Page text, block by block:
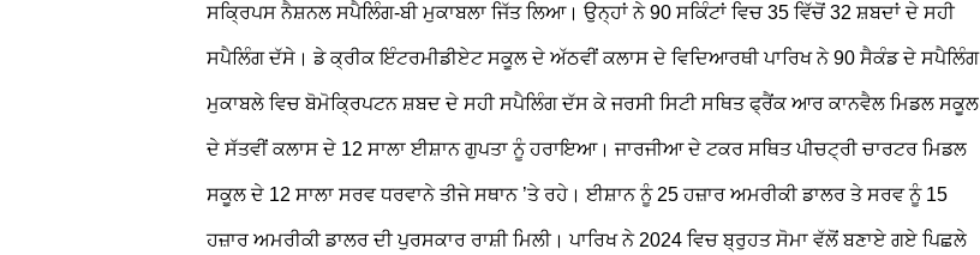
ਸਕ੍ਰਿਪਸ ਨੈਸ਼ਨਲ ਸਪੈਲਿੰਗ-ਬੀ ਮੁਕਾਬਲਾ ਜਿੱਤ ਲਿਆ। ਉਨ੍ਹਾਂ ਨੇ 90 ਸਕਿੰਟਾਂ ਵਿਚ 35 ਵਿੱਚੋਂ 32 ਸ਼ਬਦਾਂ ਦੇ ਸਹੀ
ਸਪੈਲਿੰਗ ਦੱਸੇ। ਡੇ ਕ੍ਰੀਕ ਇੰਟਰਮੀਡੀਏਟ ਸਕੂਲ ਦੇ ਅੱਠਵੀਂ ਕਲਾਸ ਦੇ ਵਿਦਿਆਰਥੀ ਪਾਰਿਖ ਨੇ 90 ਸੈਕੰਡ ਦੇ ਸਪੈਲਿੰਗ
ਮੁਕਾਬਲੇ ਵਿਚ ਬੋਮੋਕ੍ਰਿਪਟਨ ਸ਼ਬਦ ਦੇ ਸਹੀ ਸਪੈਲਿੰਗ ਦੱਸ ਕੇ ਜਰਸੀ ਸਿਟੀ ਸਥਿਤ ਫ੍ਰੈਂਕ ਆਰ ਕਾਨਵੈਲ ਮਿਡਲ ਸਕੂਲ
ਦੇ ਸੱਤਵੀਂ ਕਲਾਸ ਦੇ 12 ਸਾਲਾ ਈਸ਼ਾਨ ਗੁਪਤਾ ਨੂੰ ਹਰਾਇਆ। ਜਾਰਜੀਆ ਦੇ ਟਕਰ ਸਥਿਤ ਪੀਚਟ੍ਰੀ ਚਾਰਟਰ ਮਿਡਲ
ਸਕੂਲ ਦੇ 12 ਸਾਲਾ ਸਰਵ ਧਰਵਾਨੇ ਤੀਜੇ ਸਥਾਨ ’ਤੇ ਰਹੇ। ਈਸ਼ਾਨ ਨੂੰ 25 ਹਜ਼ਾਰ ਅਮਰੀਕੀ ਡਾਲਰ ਤੇ ਸਰਵ ਨੂੰ 15
ਹਜ਼ਾਰ ਅਮਰੀਕੀ ਡਾਲਰ ਦੀ ਪੁਰਸਕਾਰ ਰਾਸ਼ੀ ਮਿਲੀ। ਪਾਰਿਖ ਨੇ 2024 ਵਿਚ ਬ੍ਰੁਹਤ ਸੋਮਾ ਵੱਲੋਂ ਬਣਾਏ ਗਏ ਪਿਛਲੇ